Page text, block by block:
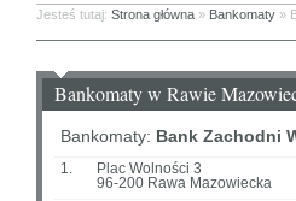
Jesteś tutaj: Strona główna » Bankomaty »
Bankomaty w Rawie
Bankomaty: Bank Zachodni
1.
Plac Wolności 3
96-200 Rawa Mazowiecka